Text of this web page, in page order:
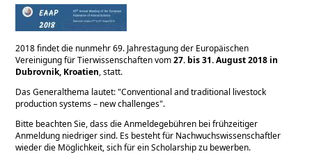
2018 findet die nunmehr 69. Jahrestagung der Europäischen
Vereinigung für Tierwissenschaften vom27. bis 31. August 2018 in
Dubrovnik, Kroatien, statt.
Das Generalthema lautet: Conventional and traditional livestock
production systems – new challenges .
Bitte beachten Sie, dass die Anmeldegebühren bei frühzeitiger
Anmeldung niedriger sind. Es besteht für Nachwuchswissenschaftler
wieder die Möglichkeit, sich für ein Scholarship zu bewerben.